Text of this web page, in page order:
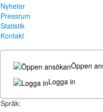
Nyheter
Pressrum
Statistik
Kontakt
Öppen
Logga in
Språk: